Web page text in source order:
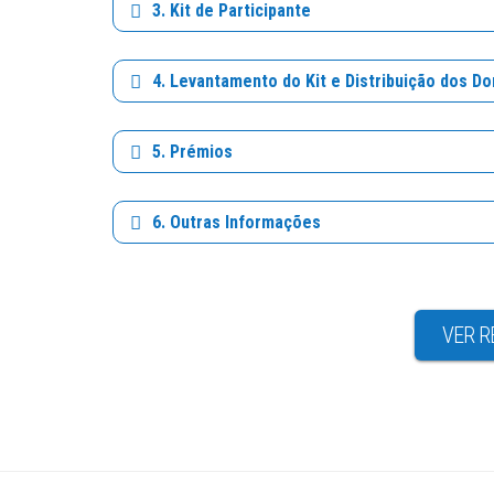
3. Kit de Participante
4. Levantamento do Kit e Distribuição dos
5. Prémios
6. Outras Informações
VER